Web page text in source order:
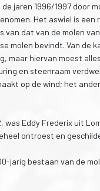
jaren 1996/1997 door
Het aswiel is
dat van de molen
molen bevindt. Van de
maar hiervan moest
en steenraam
op de wind; het
Eddy Frederix uit
ontroest en
jarig bestaan van de